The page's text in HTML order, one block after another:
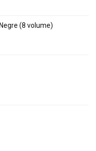
(8 volume)